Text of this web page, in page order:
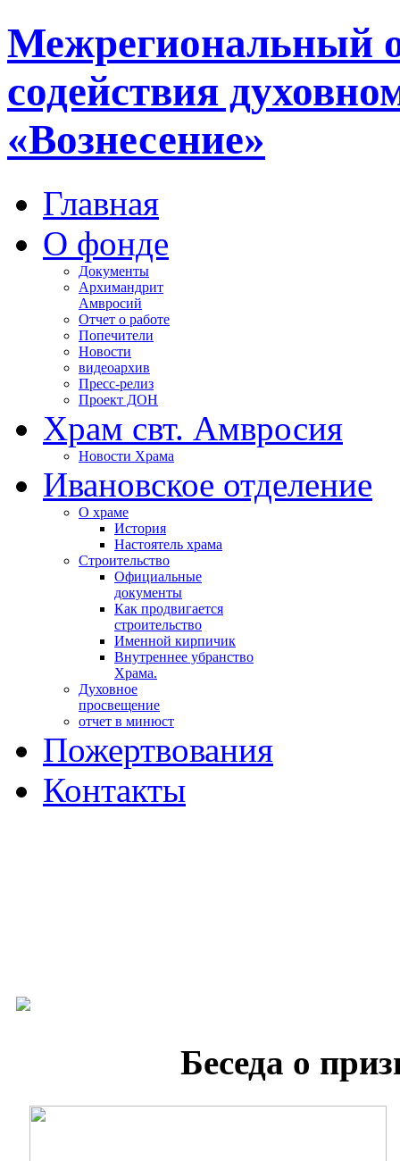
Межрегиональный
содействия
«Вознесение»
Главная
О фонде
Документы
Архимандрит
Амвросий
Отчет о работе
Попечители
Новости
видеоархив
Пресс-релиз
Проект ДОН
Храм свт. Амвросия
Новости Храма
Ивановское отделение
О храме
История
Настоятель храма
Строительство
Официальные
документы
Как продвигается
строительство
Именной кирпичик
Внутреннее убранство
Храма.
Духовное
просвещение
отчет в минюст
Пожертвования
Контакты
Беседа о